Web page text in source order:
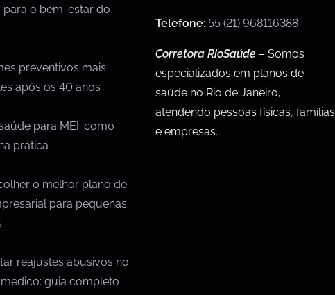
o bem-estar do
preventivos mais
após os 40 anos
para MEI: como
prática
o melhor plano de
para pequenas
reajustes abusivos no
guia completo
Telefone: 55 (21) 968116388
Corretora RioSaúde – Somos
especializados em planos de
saúde no Rio de Janeiro,
atendendo pessoas físicas, famílias
e empresas.